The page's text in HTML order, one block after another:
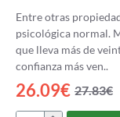
Entre otras
psicológica normal.
que lleva más de
confianza más ven..
26.09€ 27.83€